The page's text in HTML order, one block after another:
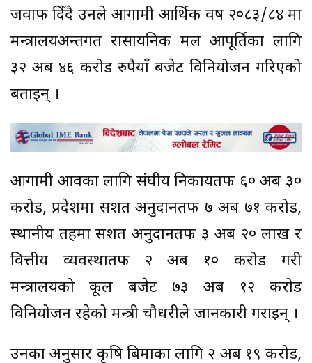
जवाफ दिँदै उनले आगामी आर्थिक वर्ष २०८३/८४ मा
मन्त्रालयअन्तर्गत रासायनिक मल आपूर्तिका लागि
३२ अर्ब ४६ करोड रुपैयाँ बजेट विनियोजन गरिएको
बताइन् ।
आगामी आवका लागि संघीय निकायतर्फ ६० अर्ब ३०
करोड, प्रदेशमा सशर्त अनुदानतर्फ ७ अर्ब ७१ करोड,
स्थानीय तहमा सशर्त अनुदानतर्फ ३ अर्ब २० लाख र
वित्तीय व्यवस्थातर्फ २ अर्ब १० करोड गरी
मन्त्रालयको कूल बजेट ७३ अर्ब १२ करोड
विनियोजन रहेको मन्त्री चौधरीले जानकारी गराइन् ।
उनका अनुसार कृषि बिमाका लागि २ अर्ब १९ करोड,